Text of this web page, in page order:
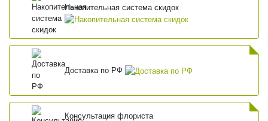
Накопительная система скидок
Доставка по РФ
Консультация флориста